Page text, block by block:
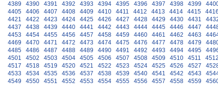
4389
4390 4391 4392 4393 4394 4395 4396 4397 4398 4399
4405
4406 4407 4408 4409 4410 4411 4412 4413 4414 4415
4421
4422 4423 4424 4425 4426 4427 4428 4429 4430 4431
4437
4438 4439 4440 4441 4442 4443 4444 4445 4446 4447
4453
4454 4455 4456 4457 4458 4459 4460 4461 4462 4463
4469
4470 4471 4472 4473 4474 4475 4476 4477 4478 4479
4485
4486 4487 4488 4489 4490 4491 4492 4493 4494 4495
4501
4502 4503 4504 4505 4506 4507 4508 4509 4510 4511
4517
4518 4519 4520 4521 4522 4523 4524 4525 4526 4527
4533
4534 4535 4536 4537 4538 4539 4540 4541 4542 4543
4549
4550 4551 4552 4553 4554 4555 4556 4557 4558 4559